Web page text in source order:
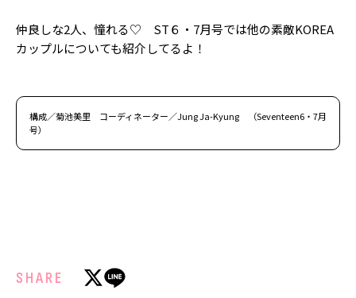
仲良しな2人、憧れる♡ ST６・7月号では他の素敵KOREA
カップルについても紹介してるよ！
構成／菊池美里 コーディネーター／Jung Ja-Kyung （Seventeen6・7月
号）
SHARE